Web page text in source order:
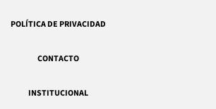
POLÍTICA DE PRIVACIDAD
CONTACTO
INSTITUCIONAL